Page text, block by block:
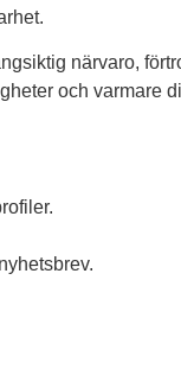
närvaro,
och varmare